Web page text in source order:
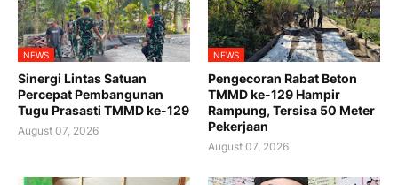
NEWS
Sinergi Lintas Satuan
Percepat Pembangunan
Tugu Prasasti TMMD ke-129
August 07, 2026
NEWS
Pengecoran Rabat Beton
TMMD ke-129 Hampir
Rampung, Tersisa 50 Meter
Pekerjaan
August 07, 2026